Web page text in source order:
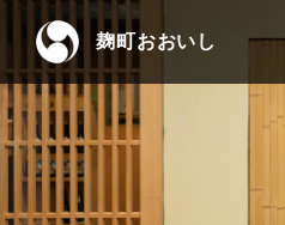
麹町おおいし